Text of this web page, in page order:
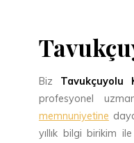
Biz Tavukçuyolu
profesyonel
memnuniyetine
yıllık bilgi birikim